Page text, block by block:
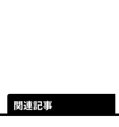
関連記事